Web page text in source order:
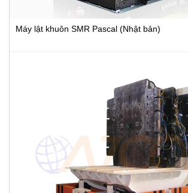
Máy lật khuôn SMR Pascal (Nhật bản)